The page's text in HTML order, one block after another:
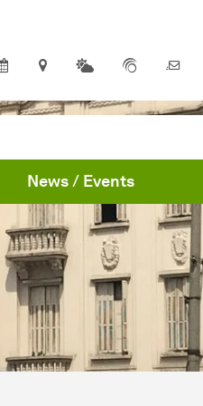
News / Events